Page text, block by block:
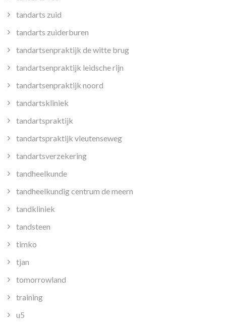
tandarts zuid
tandarts zuiderburen
tandartsenpraktijk de witte brug
tandartsenpraktijk leidsche rijn
tandartsenpraktijk noord
tandartskliniek
tandartspraktijk
tandartspraktijk vleutenseweg
tandartsverzekering
tandheelkunde
tandheelkundig centrum de meern
tandkliniek
tandsteen
timko
tjan
tomorrowland
training
u5